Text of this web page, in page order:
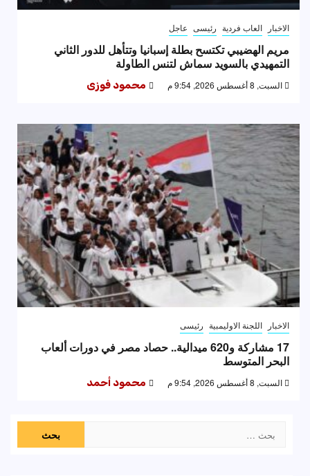
الاخبار العاب فردية رئيسى عاجل
مريم الهضيبي تكتسح بطلة إسبانيا وتتأهل للدور الثاني
التمهيدي بالسويد سماش لتنس الطاولة
السبت, 8 أغسطس 2026, 9:54 م محمود فوزى
الاخبار اللجنة الاوليمبية رئيسى
17 مشاركة و620 ميدالية.. حصاد مصر في دورات ألعاب
البحر المتوسط
السبت, 8 أغسطس 2026, 9:54 م محمود أحمد
عن: